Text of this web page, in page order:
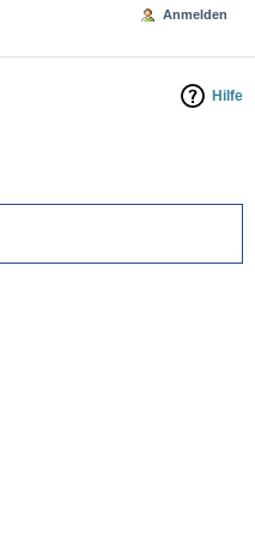
Hilfe
Anmelden